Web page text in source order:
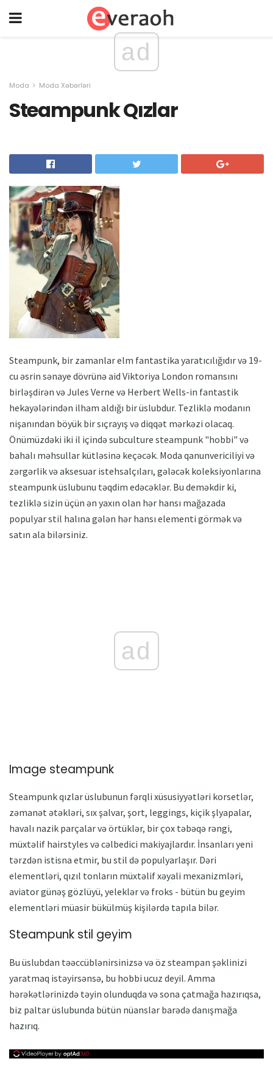
ad
Moda Moda Xəbərləri
Steampunk Qızlar
Steampunk, bir zamanlar elm fantastika yaratıcılığıdır və 19-
cu əsrin sənaye dövrünə aid Viktoriya London romansını
birləşdirən və Jules Verne və Herbert Wells-in fantastik
hekayələrindən ilham aldığı bir üslubdur. Tezliklə modanın
nişanından böyük bir sıçrayış və diqqət mərkəzi olacaq.
Önümüzdəki iki il içində subculture steampunk "hobbi" və
bahalı məhsullar kütləsinə keçəcək. Moda qanunvericiliyi və
zərgərlik və aksesuar istehsalçıları, gələcək koleksiyonlarına
steampunk üslubunu təqdim edəcəklər. Bu deməkdir ki,
tezliklə sizin üçün ən yaxın olan hər hansı mağazada
populyar stil halına gələn hər hansı elementi görmək və
satın ala bilərsiniz.
ad
Image steampunk
Steampunk qızlar üslubunun fərqli xüsusiyyətləri korsetlər,
zəmanət ətəkləri, sıx şalvar, şort, leggings, kiçik şlyapalar,
havalı nazik parçalar və örtüklər, bir çox təbəqə rəngi,
müxtəlif hairstyles və cəlbedici makiyajlardır. İnsanları yeni
tərzdən istisna etmir, bu stil də populyarlaşır. Dəri
elementləri, qızıl tonların müxtəlif xəyali mexanizmləri,
aviator günəş gözlüyü, yeleklər və froks - bütün bu geyim
elementləri müasir bükülmüş kişilərdə tapıla bilər.
Steampunk stil geyim
Bu üslubdan təəccüblənirsinizsə və öz steampan şəklinizi
yaratmaq istəyirsənsə, bu hobbi ucuz deyil. Amma
hərəkətlərinizdə təyin olunduqda və sona çatmağa hazırıqsa,
biz paltar üslubunda bütün nüanslar barədə danışmağa
hazırıq.